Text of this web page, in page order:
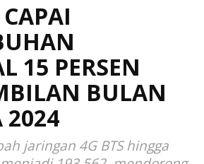
15 PERSEN
BULAN
2024
jaringan 4G BTS hingga